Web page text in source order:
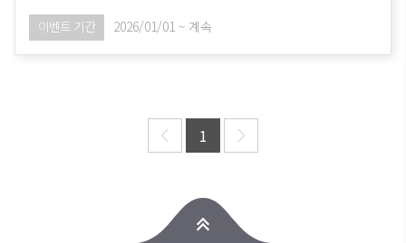
해당여부는 예약실에 문의)
이벤트 기간
2026/01/01 ~ 계속
1